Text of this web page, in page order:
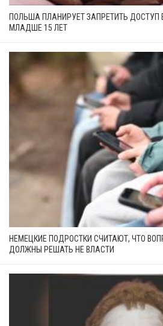
ПОЛЬША ПЛАНИРУЕТ ЗАПРЕТИТЬ ДОСТУП
МЛАДШЕ 15 ЛЕТ
НЕМЕЦКИЕ ПОДРОСТКИ СЧИТАЮТ, ЧТО
ДОЛЖНЫ РЕШАТЬ НЕ ВЛАСТИ